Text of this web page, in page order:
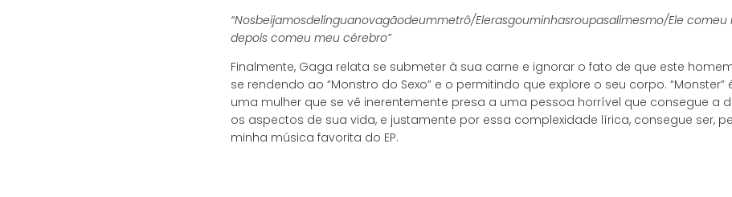
“Nosbeijamosdelínguanovagãodeummetrô/Elerasgouminhasroupasalimesmo/Ele
depois comeu meu cérebro”
Finalmente, Gaga relata se submeter à sua carne e ignorar o fato de que este
se rendendo ao “Monstro do Sexo” e o permitindo que explore o seu corpo.
uma mulher que se vê inerentemente presa a uma pessoa horrível que consegue a
os aspectos de sua vida, e justamente por essa complexidade lírica, consegue ser,
minha música favorita do EP.